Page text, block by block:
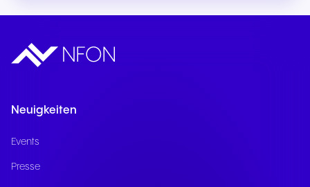
Neuigkeiten
Events
Presse